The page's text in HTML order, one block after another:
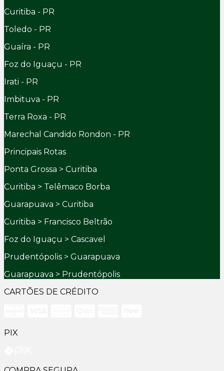
Curitiba - PR
Toledo - PR
Guaíra - PR
Foz do Iguaçu - PR
Irati - PR
Imbituva - PR
Terra Roxa - PR
Marechal Candido Rondon - PR
Principais Rotas
Ponta Grossa > Curitiba
Curitiba > Telêmaco Borba
Guarapuava > Curitiba
Curitiba > Francisco Beltrão
Foz do Iguaçu > Cascavel
Prudentópolis > Guarapuava
Guarapuava > Prudentópolis
CARTÕES DE CRÉDITO
PIX